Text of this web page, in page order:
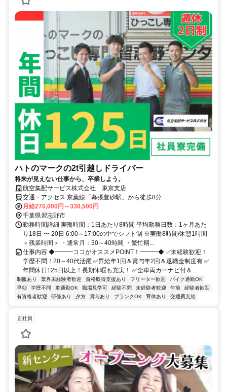
ハトのマークの2t引越しドライバー
将来が見えない仕事から、卒業しよう。
航空集配サービス株式会社 東京支店
交通・アクセス 京葉線「幕張豊砂駅」から徒歩8分
月給270,000円～330,500円
千葉県習志野市
勤務時間詳細 実働時間：1日あたり8時間 平均勤務日数：1ヶ月あた
り18日 〜 20日 6:00～17:00の中でシフト制 ※実働8時間/休憩1時間
＜残業時間＞ ・通常月：30～40時間 ・繁忙期...
仕事内容 ◆━━━ココがオススメPOINT！━━━◆ ✅未経験歓迎！
学歴不問！20～40代活躍 ✅昇給年1回＆賞与年2回＆退職金制度有 ✅
年間休日125日以上！長期休暇も充実！ ✅全車両カーナビ付＆...
制服あり 業界未経験者歓迎 資格取得支援あり フリーター歓迎
バイク通勤OK
早朝
学歴不問 車通勤OK 職場見学可 経験不問 未経験者歓迎 午前
経験者歓迎
有資格者歓迎
研修あり 夕方 賞与あり ブランクOK 育休あり 交通費支給
正社員